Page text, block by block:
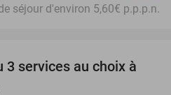
séjour d'environ 5,60€ p.p.p.n.
64%
3 services au choix à